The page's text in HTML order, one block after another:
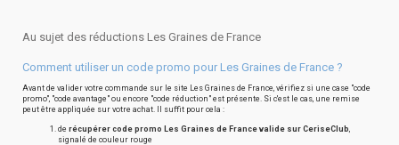
Au sujet des réductions Les Graines de France
Comment utiliser un code promo pour Les Graines de France ?
Avant de valider votre commande sur le site Les Graines de France, vérifiez si une case "code
promo", "code avantage" ou encore "code réduction" est présente. Si c'est le cas, une remise
peut être appliquée sur votre achat. Il suffit pour cela :
de récupérer code promo Les Graines de France valide sur CeriseClub,
signalé de couleur rouge